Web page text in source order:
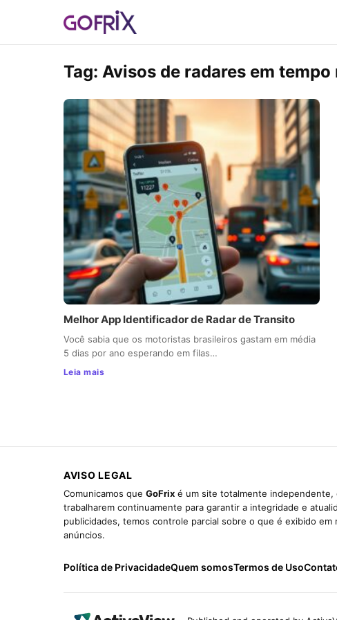
Tag: Avisos de radares em tempo
Melhor App Identificador de Radar de Transito
Você sabia que os motoristas brasileiros gastam em média
5 dias por ano esperando em filas…
Leia mais
AVISO LEGAL
Comunicamos que GoFrix é um site totalmente independente,
trabalharem continuamente para garantir a integridade e
publicidades, temos controle parcial sobre o que é exibido
anúncios.
Política de PrivacidadeQuem somosTermos de Uso